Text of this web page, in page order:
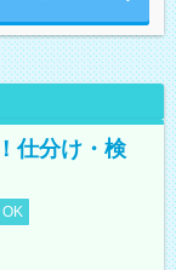
仕分け・検